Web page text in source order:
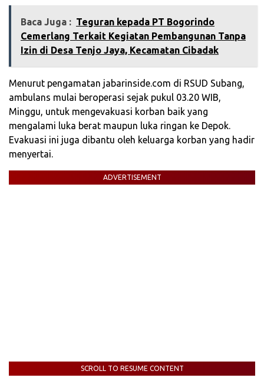
Baca Juga : Teguran kepada PT Bogorindo
Cemerlang Terkait Kegiatan Pembangunan Tanpa
Izin di Desa Tenjo Jaya, Kecamatan Cibadak
Menurut pengamatan jabarinside.com di RSUD Subang,
ambulans mulai beroperasi sejak pukul 03.20 WIB,
Minggu, untuk mengevakuasi korban baik yang
mengalami luka berat maupun luka ringan ke Depok.
Evakuasi ini juga dibantu oleh keluarga korban yang hadir
menyertai.
ADVERTISEMENT
SCROLL TO RESUME CONTENT